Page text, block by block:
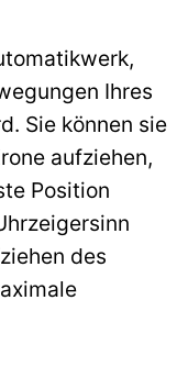
Ihres
Sie können sie
aufziehen,
Position
des